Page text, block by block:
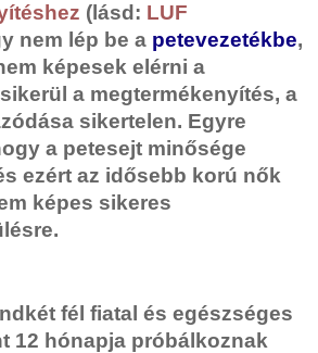
(lásd: LUF
nem lép be a petevezetékbe,
képesek elérni a
a megtermékenyítés, a
sikertelen. Egyre
a petesejt minősége
ezért az idősebb korú nők
képes sikeres
fél fiatal és egészséges
12 hónapja próbálkoznak